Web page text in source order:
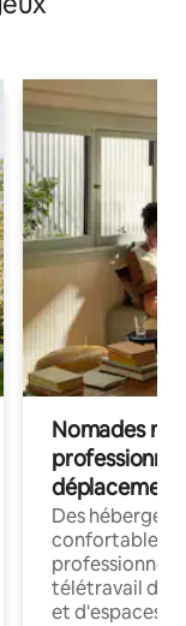
Nomades
déplacement
Des
confortables
professionnels
télétravail
et d'espaces